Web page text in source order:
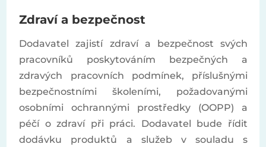
Zdraví a bezpečnost
Dodavatel zajistí zdraví a bezpečnost svých
pracovníků poskytováním bezpečných a
zdravých pracovních podmínek, příslušnými
bezpečnostními školeními, požadovanými
osobními ochrannými prostředky (OOPP) a
péčí o zdraví při práci. Dodavatel bude řídit
dodávku produktů a služeb v souladu s